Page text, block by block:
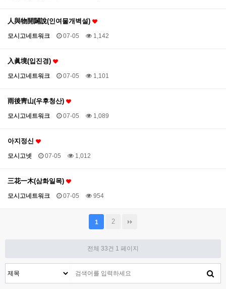
人與物開闢說(인여물개벽설)
모시고네트워크 07-05 1,142
入眞境(입진경)
모시고네트워크 07-05 1,101
雨後靑山(우후청산)
모시고네트워크 07-05 1,089
아지정신
모시고넷 07-05 1,012
三花一木(삼화일목)
모시고네트워크 07-05 954
1 2
전체 33건 1 페이지